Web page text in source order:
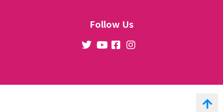
Follow Us